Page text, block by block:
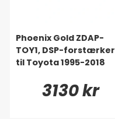
Phoenix Gold ZDAP-
TOY1, DSP-forstærker
til Toyota 1995-2018
3130 kr